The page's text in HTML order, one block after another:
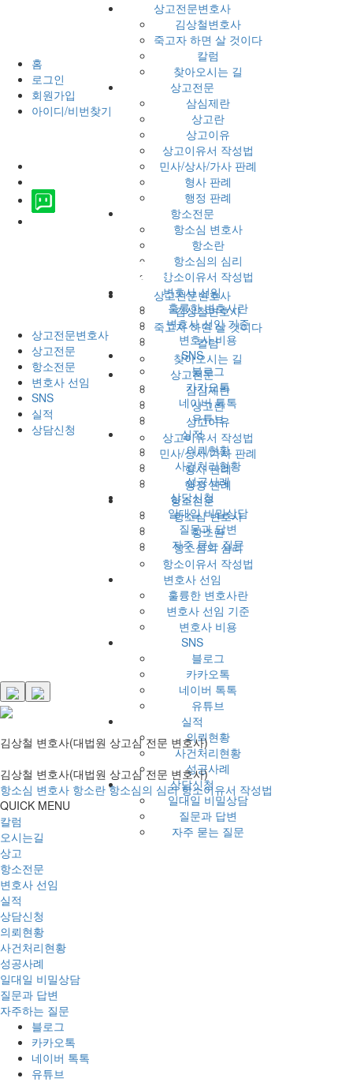
상고전문변호사
김상철변호사
죽고자 하면 살 것이다
칼럼
찾아오시는 길
상고전문
삼심제란
상고란
상고이유
상고이유서 작성법
민사/상사/가사 판례
형사 판례
행정 판례
항소전문
항소심 변호사
항소란
항소심의 심리
항소이유서 작성법
변호사 선임
훌륭한 변호사란
변호사 선임 기준
변호사 비용
SNS
블로그
카카오톡
네이버 톡톡
유튜브
실적
의뢰현황
사건처리현황
성공사례
상담신청
일대일 비밀상담
질문과 답변
자주 묻는 질문
홈
로그인
회원가입
아이디/비번찾기
상고전문변호사
김상철변호사
죽고자 하면 살 것이다
칼럼
찾아오시는 길
상고전문
삼심제란
상고란
상고이유
상고이유서 작성법
민사/상사/가사 판례
형사 판례
행정 판례
항소전문
항소심 변호사
항소란
항소심의 심리
항소이유서 작성법
변호사 선임
훌륭한 변호사란
변호사 선임 기준
변호사 비용
SNS
블로그
카카오톡
네이버 톡톡
유튜브
실적
의뢰현황
사건처리현황
성공사례
상담신청
일대일 비밀상담
질문과 답변
자주 묻는 질문
상고전문변호사
상고전문
항소전문
변호사 선임
SNS
실적
상담신청
김상철 변호사(대법원 상고심 전문 변호사)
김상철 변호사(대법원 상고심 전문 변호사)
항소심 변호사 항소란 항소심의 심리 항소이유서 작성법
QUICK MENU
칼럼
오시는길
상고
항소전문
변호사 선임
실적
상담신청
의뢰현황
사건처리현황
성공사례
일대일 비밀상담
질문과 답변
자주하는 질문
블로그
카카오톡
네이버 톡톡
유튜브